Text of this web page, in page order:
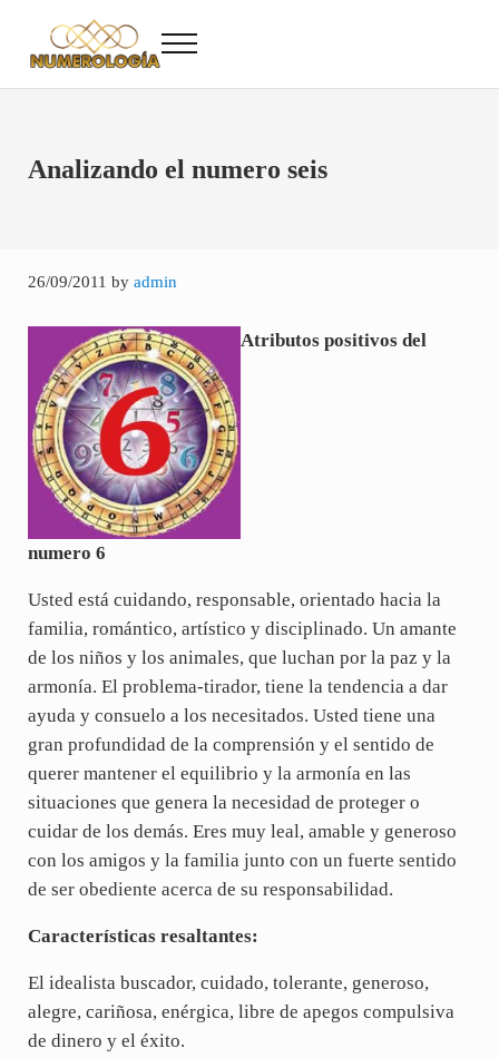
Numerología
Menu
Analizando el numero seis
26/09/2011 by admin
Atributos positivos del
numero 6
Usted está cuidando, responsable, orientado hacia la
familia, romántico, artístico y disciplinado. Un amante
de los niños y los animales, que luchan por la paz y la
armonía. El problema-tirador, tiene la tendencia a dar
ayuda y consuelo a los necesitados. Usted tiene una
gran profundidad de la comprensión y el sentido de
querer mantener el equilibrio y la armonía en las
situaciones que genera la necesidad de proteger o
cuidar de los demás. Eres muy leal, amable y generoso
con los amigos y la familia junto con un fuerte sentido
de ser obediente acerca de su responsabilidad.
Características resaltantes:
El idealista buscador, cuidado, tolerante, generoso,
alegre, cariñosa, enérgica, libre de apegos compulsiva
de dinero y el éxito.